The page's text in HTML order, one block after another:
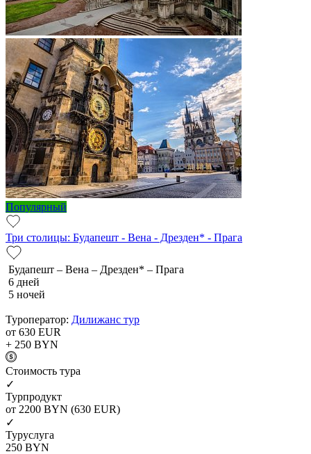
Популярный
Три столицы: Будапешт - Вена - Дрезден* - Прага
Будапешт – Вена – Дрезден* – Прага
6 дней
5 ночей
Туроператор: Дилижанс тур
от 630 EUR
+ 250 BYN
Cтоимость тура
✓
Турпродукт
от 2200 BYN (630 EUR)
✓
Туруслуга
250 BYN